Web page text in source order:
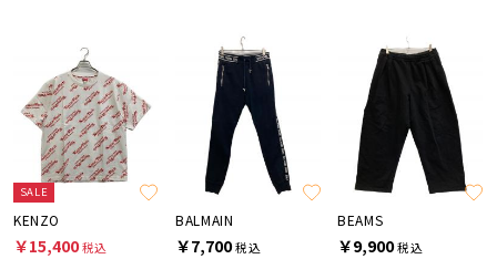
SALE
KENZO
￥15,400税込
BALMAIN
￥7,700税込
BEAMS
￥9,900税込